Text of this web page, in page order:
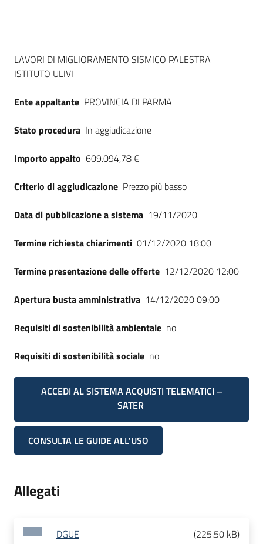
English
su
Dati del bando
LAVORI DI MIGLIORAMENTO SISMICO PALESTRA
ISTITUTO ULIVI
Ente appaltante PROVINCIA DI PARMA
Stato procedura In aggiudicazione
Importo appalto 609.094,78 €
Criterio di aggiudicazione Prezzo più basso
Data di pubblicazione a sistema 19/11/2020
Termine richiesta chiarimenti 01/12/2020 18:00
Termine presentazione delle offerte 12/12/2020 12:00
Apertura busta amministrativa 14/12/2020 09:00
Requisiti di sostenibilità ambientale no
Requisiti di sostenibilità sociale no
ACCEDI AL SISTEMA ACQUISTI TELEMATICI –
SATER
CONSULTA LE GUIDE ALL'USO
Allegati
DGUE (225.50 kB)